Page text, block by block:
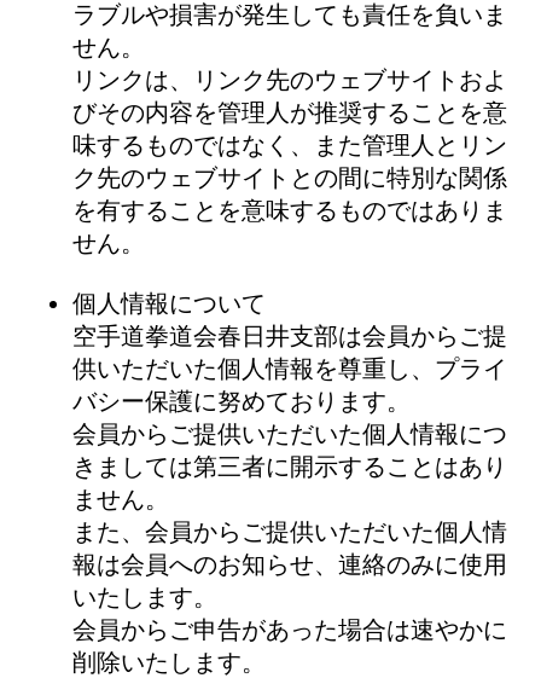
ラブルや損害が発生しても責任を負いま
せん。
リンクは、リンク先のウェブサイトおよ
びその内容を管理人が推奨することを意
味するものではなく、また管理人とリン
ク先のウェブサイトとの間に特別な関係
を有することを意味するものではありま
せん。
個人情報について
空手道拳道会春日井支部は会員からご提
供いただいた個人情報を尊重し、プライ
バシー保護に努めております。
会員からご提供いただいた個人情報につ
きましては第三者に開示することはあり
ません。
また、会員からご提供いただいた個人情
報は会員へのお知らせ、連絡のみに使用
いたします。
会員からご申告があった場合は速やかに
削除いたします。